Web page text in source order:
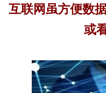
互联网虽方便数
或